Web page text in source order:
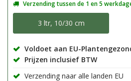
Verzending tussen de 1 en 5
3 ltr, 10/30 cm
Voldoet aan EU-
Prijzen inclusief BTW
Verzending naar alle landen EU